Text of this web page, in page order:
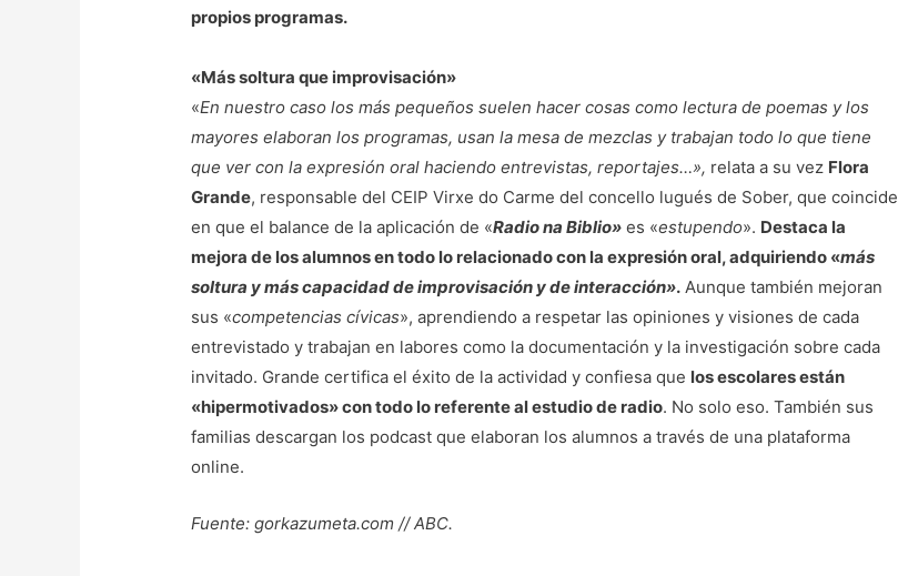
propios programas.
«Más soltura que improvisación»
«En nuestro caso los más pequeños suelen hacer cosas como lectura de poemas y los
mayores elaboran los programas, usan la mesa de mezclas y trabajan todo lo que tiene
que ver con la expresión oral haciendo entrevistas, reportajes…», relata a su vez Flora
Grande, responsable del CEIP Virxe do Carme del concello lugués de Sober, que coincide
en que el balance de la aplicación de «Radio na Biblio» es «estupendo». Destaca la
mejora de los alumnos en todo lo relacionado con la expresión oral, adquiriendo «más
soltura y más capacidad de improvisación y de interacción». Aunque también mejoran
sus «competencias cívicas», aprendiendo a respetar las opiniones y visiones de cada
entrevistado y trabajan en labores como la documentación y la investigación sobre cada
invitado. Grande certifica el éxito de la actividad y confiesa que los escolares están
«hipermotivados» con todo lo referente al estudio de radio. No solo eso. También sus
familias descargan los podcast que elaboran los alumnos a través de una plataforma
online.
Fuente: gorkazumeta.com // ABC.